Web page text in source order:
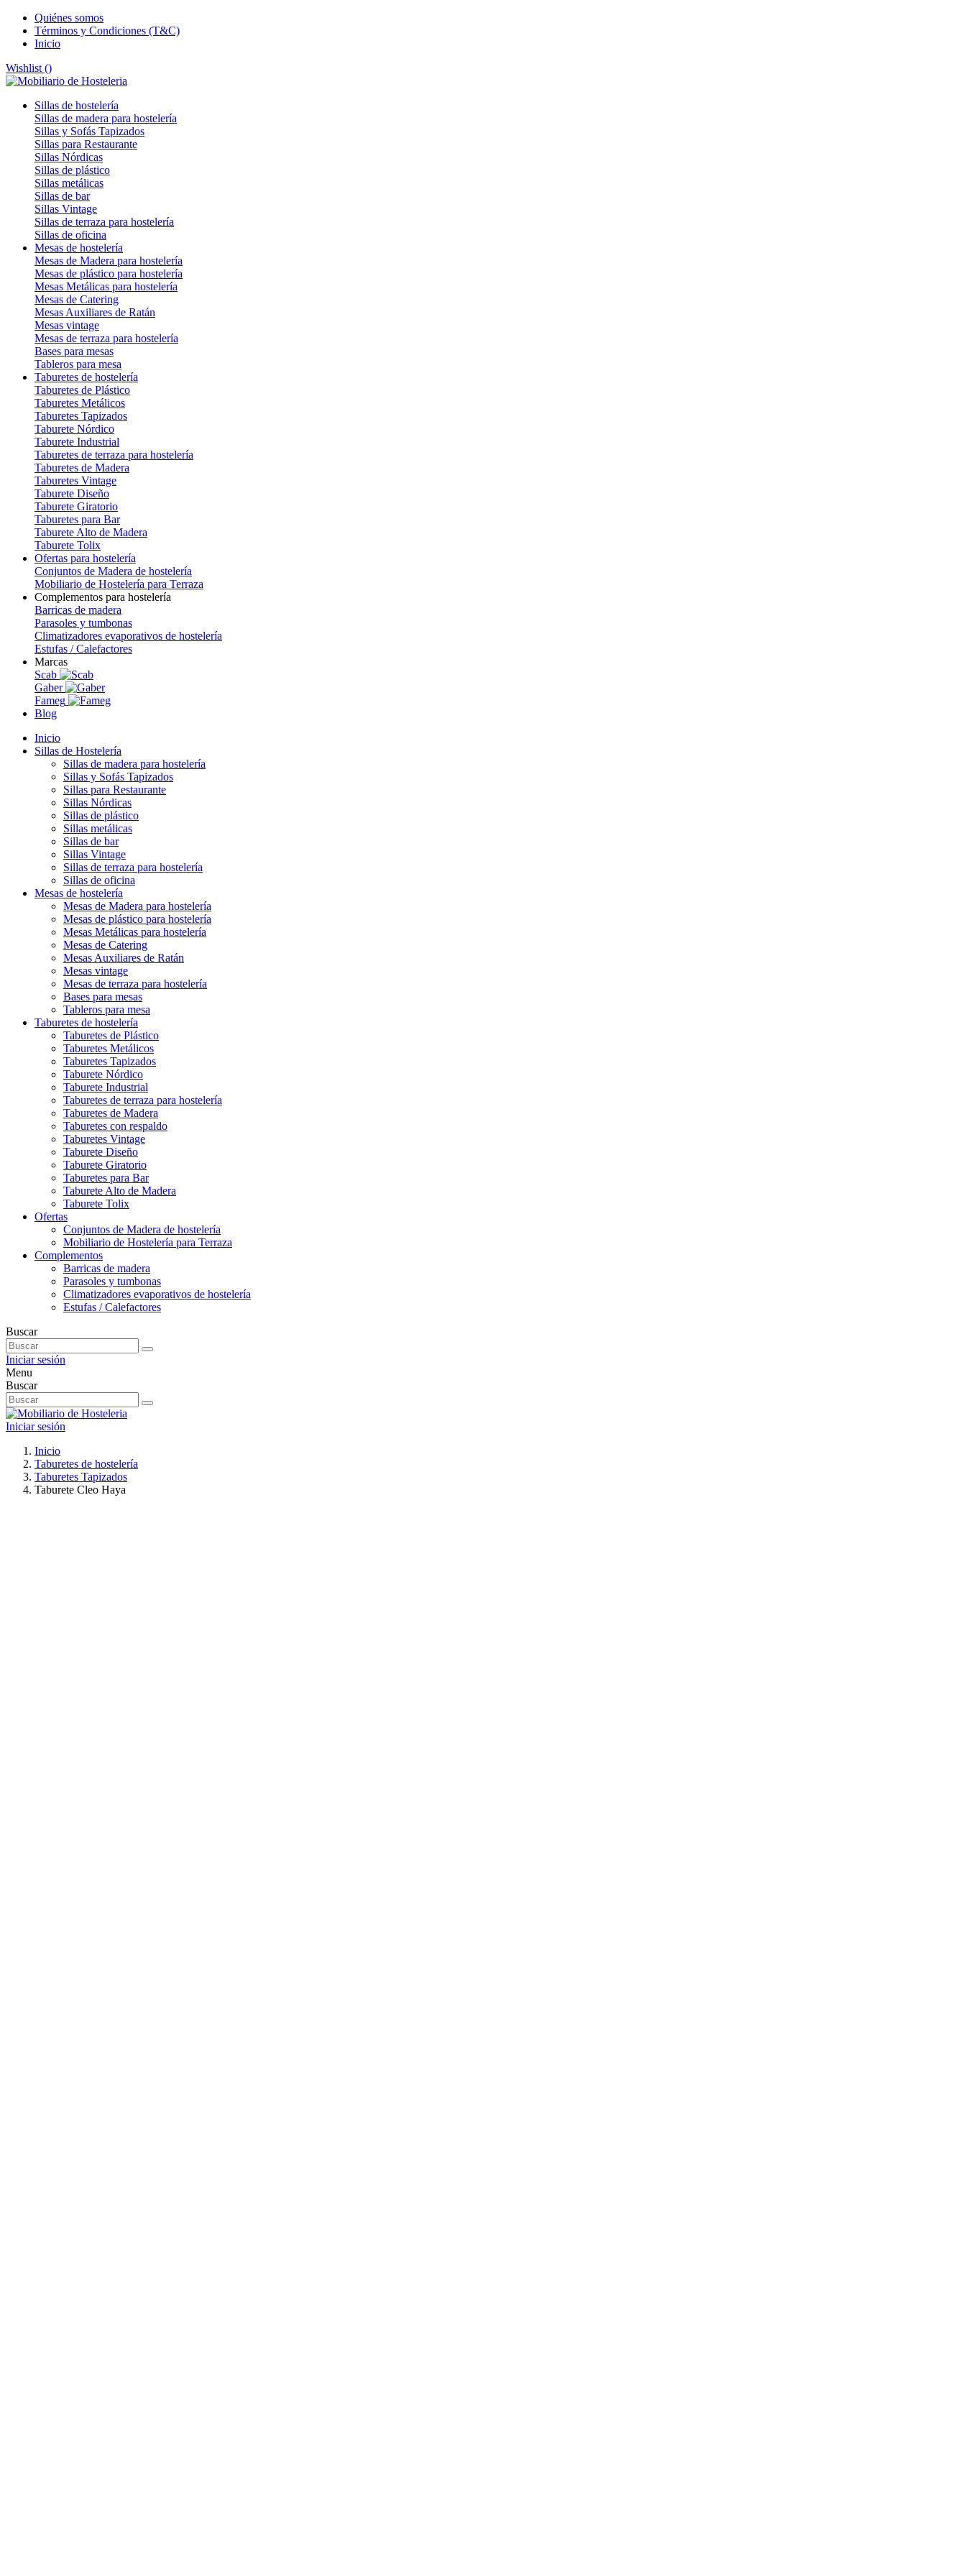
Quiénes somos
Términos y Condiciones (T&C)
Inicio
Wishlist ()
Sillas de hostelería
Sillas de madera para hostelería
Sillas y Sofás Tapizados
Sillas para Restaurante
Sillas Nórdicas
Sillas de plástico
Sillas metálicas
Sillas de bar
Sillas Vintage
Sillas de terraza para hostelería
Sillas de oficina
Mesas de hostelería
Mesas de Madera para hostelería
Mesas de plástico para hostelería
Mesas Metálicas para hostelería
Mesas de Catering
Mesas Auxiliares de Ratán
Mesas vintage
Mesas de terraza para hostelería
Bases para mesas
Tableros para mesa
Taburetes de hostelería
Taburetes de Plástico
Taburetes Metálicos
Taburetes Tapizados
Taburete Nórdico
Taburete Industrial
Taburetes de terraza para hostelería
Taburetes de Madera
Taburetes Vintage
Taburete Diseño
Taburete Giratorio
Taburetes para Bar
Taburete Alto de Madera
Taburete Tolix
Ofertas para hostelería
Conjuntos de Madera de hostelería
Mobiliario de Hostelería para Terraza
Complementos para hostelería
Barricas de madera
Parasoles y tumbonas
Climatizadores evaporativos de hostelería
Estufas / Calefactores
Marcas
Scab
Gaber
Fameg
Blog
Inicio
Sillas de Hostelería
Sillas de madera para hostelería
Sillas y Sofás Tapizados
Sillas para Restaurante
Sillas Nórdicas
Sillas de plástico
Sillas metálicas
Sillas de bar
Sillas Vintage
Sillas de terraza para hostelería
Sillas de oficina
Mesas de hostelería
Mesas de Madera para hostelería
Mesas de plástico para hostelería
Mesas Metálicas para hostelería
Mesas de Catering
Mesas Auxiliares de Ratán
Mesas vintage
Mesas de terraza para hostelería
Bases para mesas
Tableros para mesa
Taburetes de hostelería
Taburetes de Plástico
Taburetes Metálicos
Taburetes Tapizados
Taburete Nórdico
Taburete Industrial
Taburetes de terraza para hostelería
Taburetes de Madera
Taburetes con respaldo
Taburetes Vintage
Taburete Diseño
Taburete Giratorio
Taburetes para Bar
Taburete Alto de Madera
Taburete Tolix
Ofertas
Conjuntos de Madera de hostelería
Mobiliario de Hostelería para Terraza
Complementos
Barricas de madera
Parasoles y tumbonas
Climatizadores evaporativos de hostelería
Estufas / Calefactores
Buscar
Iniciar sesión
Menu
Buscar
Iniciar sesión
Inicio
Taburetes de hostelería
Taburetes Tapizados
Taburete Cleo Haya